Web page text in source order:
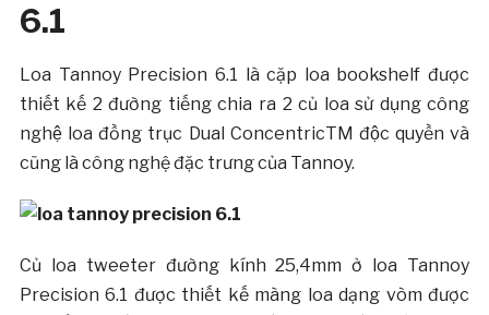
6.1
Loa Tannoy Precision 6.1 là cặp loa bookshelf được
thiết kế 2 đường tiếng chia ra 2 củ loa sử dụng công
nghệ loa đồng trục Dual ConcentricTM độc quyền và
cũng là công nghệ đặc trưng của Tannoy.
Củ loa tweeter đường kính 25,4mm ở loa Tannoy
Precision 6.1 được thiết kế màng loa dạng vòm được